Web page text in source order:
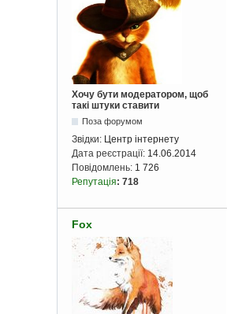
Хочу бути модератором, щоб
такі штуки ставити
Поза форумом
Звідки: Центр інтернету
Дата реєстрації: 14.06.2014
Повідомлень: 1 726
Репутація: 718
Fox